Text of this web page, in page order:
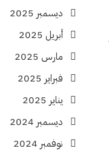
ديسمبر 2025
أبريل 2025
مارس 2025
فبراير 2025
يناير 2025
ديسمبر 2024
نوفمبر 2024